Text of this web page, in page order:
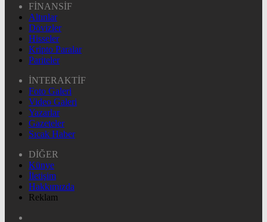
FİNANSİF
Altınlar
Dövizler
Hisseler
Kripto Paralar
Pariteler
İNTERAKTİF
Foto Galeri
Video Galeri
Yazarlar
Gazeteler
Sıcak Haber
DİĞER
Künye
İletişim
Hakkımızda
Reklam